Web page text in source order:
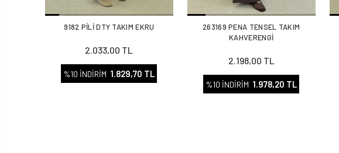
9182 PİLİ DTY TAKIM EKRU
2.033,00 TL
%10 İNDİRİM 1.829,70 TL
263169 PENA TENSEL TAKIM
KAHVERENGİ
2.198,00 TL
%10 İNDİRİM 1.978,20 TL